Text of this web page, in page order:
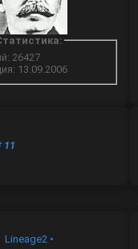
26427
13.09.2006
11
Lineage2 •